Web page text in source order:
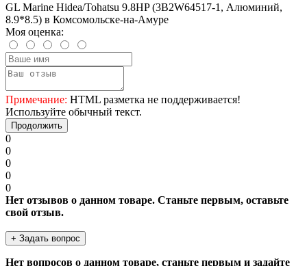
GL Marine Hidea/Tohatsu 9.8HP (3B2W64517-1, Алюминий,
8.9*8.5) в Комсомольске-на-Амуре
Моя оценка:
Примечание: HTML разметка не поддерживается!
Используйте обычный текст.
Продолжить
0
0
0
0
0
Нет отзывов о данном товаре. Станьте первым, оставьте
свой отзыв.
+ Задать вопрос
Нет вопросов о данном товаре, станьте первым и задайте